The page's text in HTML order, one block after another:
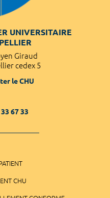
UNIVERSITAIRE
Giraud
cedex 5
le CHU
67 33
CHU